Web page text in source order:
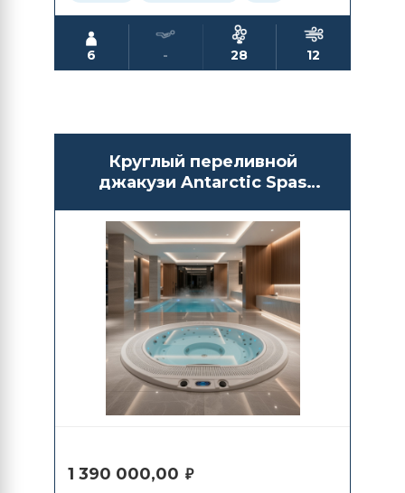
6 - 28 12
Круглый переливной
джакузи Antarctic Spas
1 390 000,00 ₽